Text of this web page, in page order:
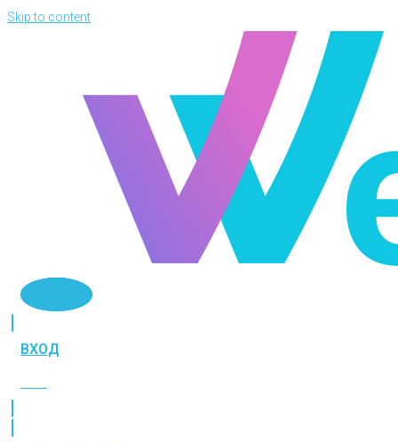
Skip to content
ВХОД